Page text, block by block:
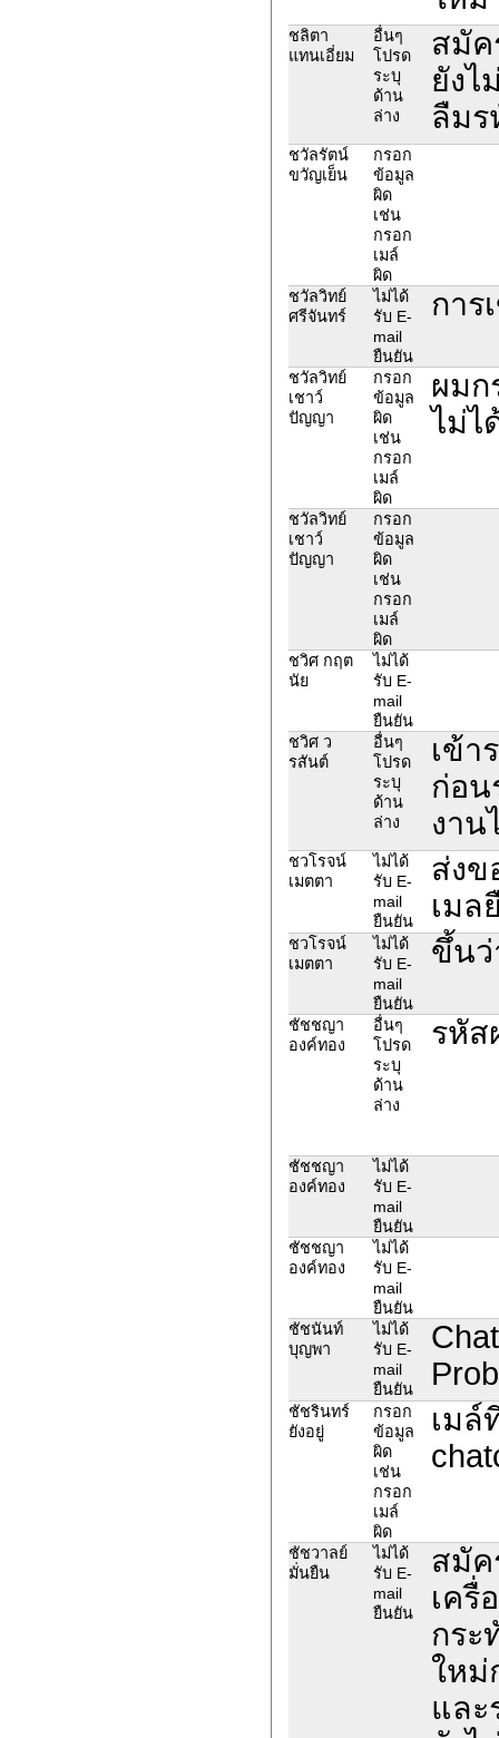
ชลิตา
แทนเอี่ยม
อื่นๆ
โปรด
ระบุ
ด้าน
ล่าง
สมัค
ยังไ
ลืมร
ชวัลรัตน์
ขวัญเย็น
กรอก
ข้อมูล
ผิด
เช่น
กรอก
เมล์
ผิด
ชวัลวิทย์
ศรีจันทร์
ไม่ได้
รับ E-
mail
ยืนยัน
การ
ชวัลวิทย์
เชาว์
ปัญญา
กรอก
ข้อมูล
ผิด
เช่น
กรอก
เมล์
ผิด
ผมก
ไม่ไ
ชวัลวิทย์
เชาว์
ปัญญา
กรอก
ข้อมูล
ผิด
เช่น
กรอก
เมล์
ผิด
ชวิศ กฤต
นัย
ไม่ได้
รับ E-
mail
ยืนยัน
ชวิศ ว
รสันต์
อื่นๆ
โปรด
ระบุ
ด้าน
ล่าง
เข้า
ก่อน
งาน
ชวโรจน์
เมตตา
ไม่ได้
รับ E-
mail
ยืนยัน
ส่งข
เมล
ชวโรจน์
เมตตา
ไม่ได้
รับ E-
mail
ยืนยัน
ขึ้นว่
ชัชชญา
องค์ทอง
อื่นๆ
โปรด
ระบุ
ด้าน
ล่าง
รหัส
ชัชชญา
องค์ทอง
ไม่ได้
รับ E-
mail
ยืนยัน
ชัชชญา
องค์ทอง
ไม่ได้
รับ E-
mail
ยืนยัน
ชัชนันท์
บุญพา
ไม่ได้
รับ E-
mail
ยืนยัน
ชัชรินทร์
ยังอยู่
กรอก
ข้อมูล
ผิด
เช่น
กรอก
เมล์
ผิด
เมล์
ชัชวาลย์
มั่นยืน
ไม่ได้
รับ E-
mail
ยืนยัน
สมัค
เครื่
กระ
ใหม่
แล